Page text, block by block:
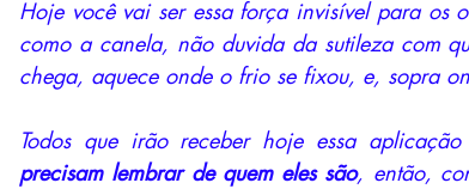
Hoje você vai ser essa força invisível para os
como a canela, não duvida da sutileza com
chega, aquece onde o frio se fixou, e, sopra
Todos que irão receber hoje essa
precisam lembrar de quem eles são, então,